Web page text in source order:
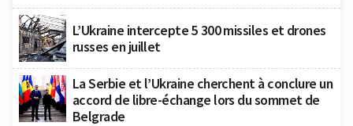
L’Ukraine intercepte 5 300 missiles et drones
russes en juillet
La Serbie et l’Ukraine cherchent à conclure un
accord de libre-échange lors du sommet de
Belgrade